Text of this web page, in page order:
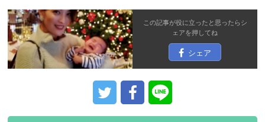
この記事が役に立ったと思ったらシ
ェアを押してね
シェア